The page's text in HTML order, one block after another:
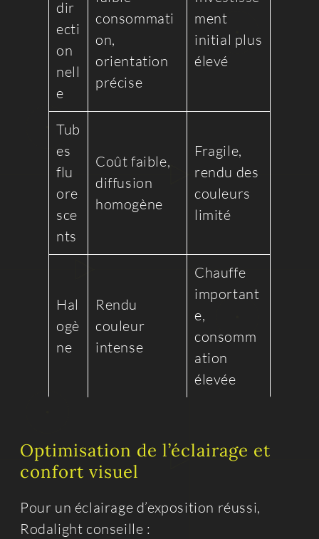
dir
ecti
on
nell
e
consommati
on,
orientation
précise
ment
initial plus
élevé
Tub
es
flu
ore
sce
nts
Coût faible,
diffusion
homogène
Fragile,
rendu des
couleurs
limité
Hal
ogè
ne
Rendu
couleur
intense
Chauffe
important
e,
consomm
ation
élevée
Optimisation de l’éclairage et
confort visuel
Pour un éclairage d’exposition réussi,
Rodalight conseille :